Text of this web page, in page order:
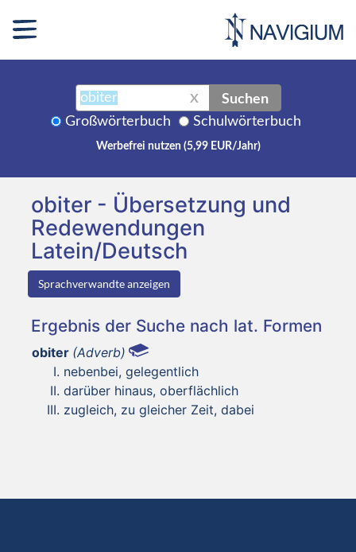
X Suchen
Großwörterbuch Schulwörterbuch
Werbefrei nutzen (5,99 EUR/Jahr)
obiter - Übersetzung und
Redewendungen
Latein/Deutsch
Sprachverwandte anzeigen
Ergebnis der Suche nach lat. Formen
obiter (Adverb)
nebenbei, gelegentlich
darüber hinaus, oberflächlich
zugleich, zu gleicher Zeit, dabei